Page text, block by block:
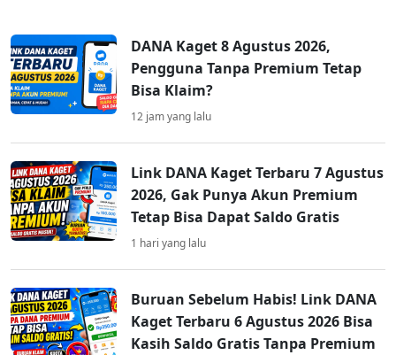
DANA Kaget 8 Agustus 2026,
Pengguna Tanpa Premium Tetap
Bisa Klaim?
12 jam yang lalu
Link DANA Kaget Terbaru 7 Agustus
2026, Gak Punya Akun Premium
Tetap Bisa Dapat Saldo Gratis
1 hari yang lalu
Buruan Sebelum Habis! Link DANA
Kaget Terbaru 6 Agustus 2026 Bisa
Kasih Saldo Gratis Tanpa Premium